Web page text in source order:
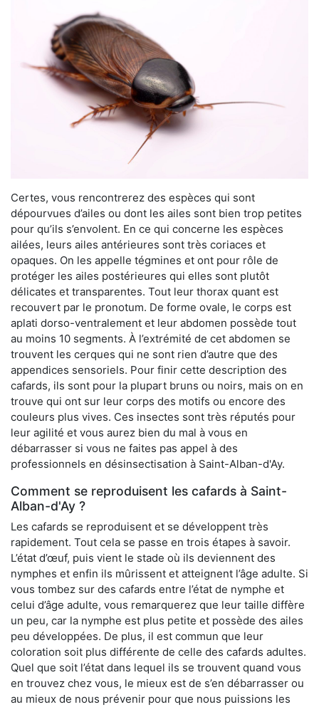
Certes, vous rencontrerez des espèces qui sont
dépourvues d’ailes ou dont les ailes sont bien trop petites
pour qu’ils s’envolent. En ce qui concerne les espèces
ailées, leurs ailes antérieures sont très coriaces et
opaques. On les appelle tégmines et ont pour rôle de
protéger les ailes postérieures qui elles sont plutôt
délicates et transparentes. Tout leur thorax quant est
recouvert par le pronotum. De forme ovale, le corps est
aplati dorso-ventralement et leur abdomen possède tout
au moins 10 segments. À l’extrémité de cet abdomen se
trouvent les cerques qui ne sont rien d’autre que des
appendices sensoriels. Pour finir cette description des
cafards, ils sont pour la plupart bruns ou noirs, mais on en
trouve qui ont sur leur corps des motifs ou encore des
couleurs plus vives. Ces insectes sont très réputés pour
leur agilité et vous aurez bien du mal à vous en
débarrasser si vous ne faites pas appel à des
professionnels en désinsectisation à Saint-Alban-d'Ay.
Comment se reproduisent les cafards à Saint-
Alban-d'Ay ?
Les cafards se reproduisent et se développent très
rapidement. Tout cela se passe en trois étapes à savoir.
L’état d’œuf, puis vient le stade où ils deviennent des
nymphes et enfin ils mûrissent et atteignent l’âge adulte. Si
vous tombez sur des cafards entre l’état de nymphe et
celui d’âge adulte, vous remarquerez que leur taille diffère
un peu, car la nymphe est plus petite et possède des ailes
peu développées. De plus, il est commun que leur
coloration soit plus différente de celle des cafards adultes.
Quel que soit l’état dans lequel ils se trouvent quand vous
en trouvez chez vous, le mieux est de s’en débarrasser ou
au mieux de nous prévenir pour que nous puissions les